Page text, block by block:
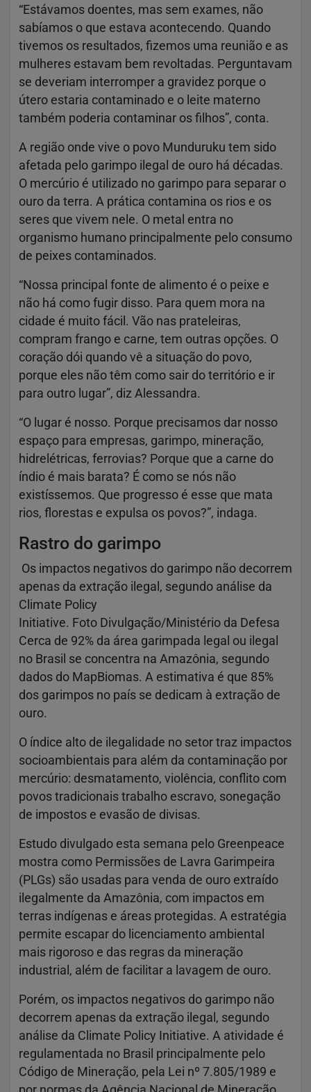
“Estávamos doentes, mas sem exames, não
sabíamos o que estava acontecendo. Quando
tivemos os resultados, fizemos uma reunião e as
mulheres estavam bem revoltadas. Perguntavam
se deveriam interromper a gravidez porque o
útero estaria contaminado e o leite materno
também poderia contaminar os filhos”, conta.
A região onde vive o povo Munduruku tem sido
afetada pelo garimpo ilegal de ouro há décadas.
O mercúrio é utilizado no garimpo para separar o
ouro da terra. A prática contamina os rios e os
seres que vivem nele. O metal entra no
organismo humano principalmente pelo consumo
de peixes contaminados.
“Nossa principal fonte de alimento é o peixe e
não há como fugir disso. Para quem mora na
cidade é muito fácil. Vão nas prateleiras,
compram frango e carne, tem outras opções. O
coração dói quando vê a situação do povo,
porque eles não têm como sair do território e ir
para outro lugar”, diz Alessandra.
“O lugar é nosso. Porque precisamos dar nosso
espaço para empresas, garimpo, mineração,
hidrelétricas, ferrovias? Porque que a carne do
índio é mais barata? É como se nós não
existíssemos. Que progresso é esse que mata
rios, florestas e expulsa os povos?”, indaga.
Rastro do garimpo
Os impactos negativos do garimpo não decorrem
apenas da extração ilegal, segundo análise da
Climate Policy
Initiative. Foto Divulgação/Ministério da Defesa
Cerca de 92% da área garimpada legal ou ilegal
no Brasil se concentra na Amazônia, segundo
dados do MapBiomas. A estimativa é que 85%
dos garimpos no país se dedicam à extração de
ouro.
O índice alto de ilegalidade no setor traz impactos
socioambientais para além da contaminação por
mercúrio: desmatamento, violência, conflito com
povos tradicionais trabalho escravo, sonegação
de impostos e evasão de divisas.
Estudo divulgado esta semana pelo Greenpeace
mostra como Permissões de Lavra Garimpeira
(PLGs) são usadas para venda de ouro extraído
ilegalmente da Amazônia, com impactos em
terras indígenas e áreas protegidas. A estratégia
permite escapar do licenciamento ambiental
mais rigoroso e das regras da mineração
industrial, além de facilitar a lavagem de ouro.
Porém, os impactos negativos do garimpo não
decorrem apenas da extração ilegal, segundo
análise da Climate Policy Initiative. A atividade é
regulamentada no Brasil principalmente pelo
Código de Mineração, pela Lei nº 7.805/1989 e